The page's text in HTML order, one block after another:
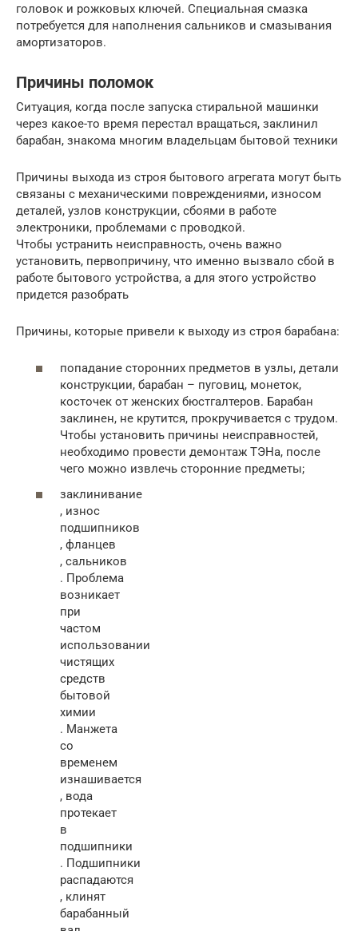
головок и рожковых ключей. Специальная смазка
потребуется для наполнения сальников и смазывания
амортизаторов.
Причины поломок
Ситуация, когда после запуска стиральной машинки
через какое-то время перестал вращаться, заклинил
барабан, знакома многим владельцам бытовой техники
Причины выхода из строя бытового агрегата могут быть
связаны с механическими повреждениями, износом
деталей, узлов конструкции, сбоями в работе
электроники, проблемами с проводкой.
Чтобы устранить неисправность, очень важно
установить, первопричину, что именно вызвало сбой в
работе бытового устройства, а для этого устройство
придется разобрать
Причины, которые привели к выходу из строя барабана:
попадание сторонних предметов в узлы, детали
конструкции, барабан – пуговиц, монеток,
косточек от женских бюстгалтеров. Барабан
заклинен, не крутится, прокручивается с трудом.
Чтобы установить причины неисправностей,
необходимо провести демонтаж ТЭНа, после
чего можно извлечь сторонние предметы;
заклинивание
, износ
подшипников
, фланцев
, сальников
. Проблема
возникает
при
частом
использовании
чистящих
средств
бытовой
химии
. Манжета
со
временем
изнашивается
, вода
протекает
в
подшипники
. Подшипники
распадаются
, клинят
барабанный